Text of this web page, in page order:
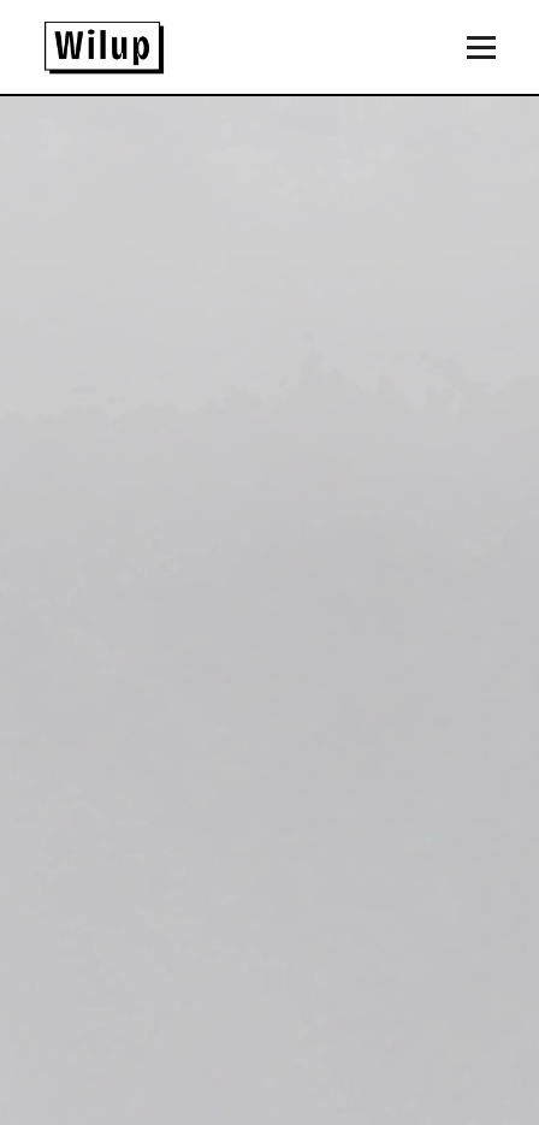
Revenir sur la page d'accueil